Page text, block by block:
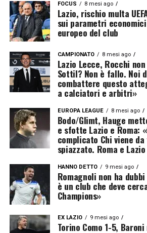
FOCUS 8 mesi ago
Lazio, rischio multa
sui parametri
europeo del club
CAMPIONATO 8 mesi ago
Lazio Lecce, Rocchi
Sottil? Non è fallo. Noi
combattere questo
a calciatori e arbitri»
EUROPA LEAGUE 8 mesi ago
Bodo/Glimt, Hauge
e sfotte Lazio e Roma:
complicato Chi viene
spiazzato. Roma e
HANNO DETTO 9 mesi ago
Romagnoli non ha
è un club che deve
Champions»
EX LAZIO 9 mesi ago
Torino Como 1-5,